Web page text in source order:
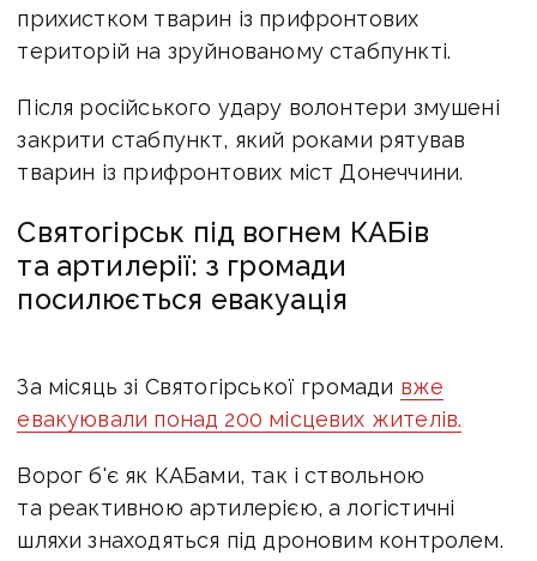
прихистком тварин із прифронтових
територій на зруйнованому стабпункті.
Після російського удару волонтери змушені
закрити стабпункт, який роками рятував
тварин із прифронтових міст Донеччини.
Святогірськ під вогнем КАБів
та артилерії: з громади
посилюється евакуація
За місяць зі Святогірської громади вже
евакуювали понад 200 місцевих жителів.
Ворог б'є як КАБами, так і ствольною
та реактивною артилерією, а логістичні
шляхи знаходяться під дроновим контролем.